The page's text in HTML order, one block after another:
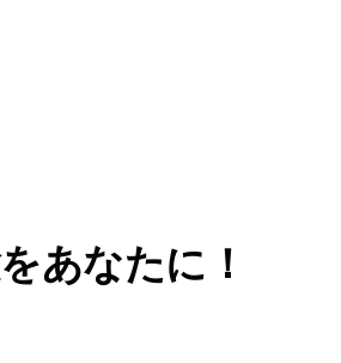
あなたに！